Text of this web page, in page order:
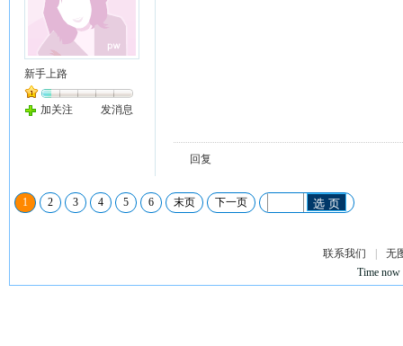
新手上路
加关注 发消息
回复
1 2 3 4 5 6 末页 下一页 选 页
联系我们
无
Time now